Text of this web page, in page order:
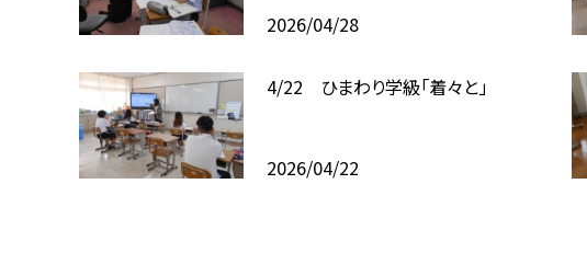
2026/04/28
4/22 ひまわり学級「着々と」
2026/04/22